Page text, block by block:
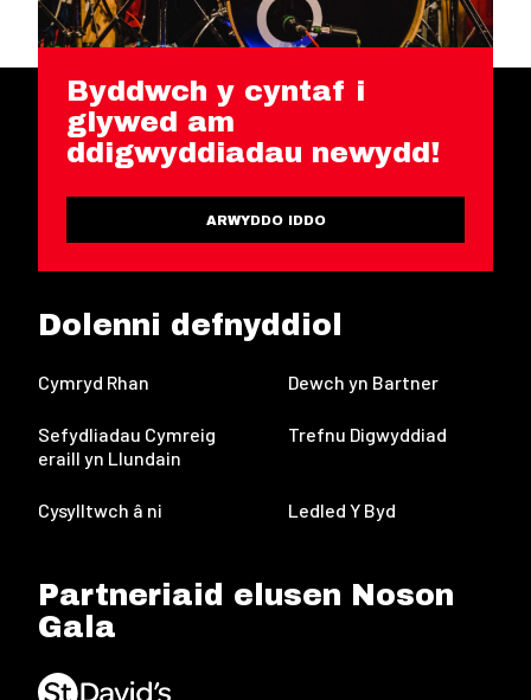
Byddwch y cyntaf i
glywed am
ddigwyddiadau newydd!
ARWYDDO IDDO
Dolenni defnyddiol
Cymryd Rhan Dewch yn Bartner
Sefydliadau Cymreig
eraill yn Llundain
Trefnu Digwyddiad
Cysylltwch â ni Ledled Y Byd
Partneriaid elusen Noson
Gala